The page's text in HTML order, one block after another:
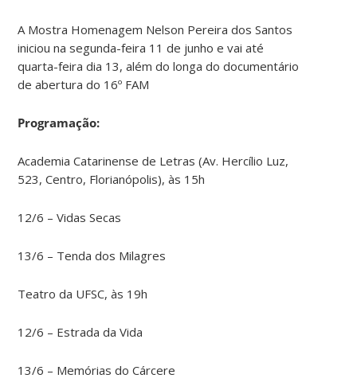
A Mostra Homenagem Nelson Pereira dos Santos
iniciou na segunda-feira 11 de junho e vai até
quarta-feira dia 13, além do longa do documentário
de abertura do 16º FAM
Programação:
Academia Catarinense de Letras (Av. Hercílio Luz,
523, Centro, Florianópolis), às 15h
12/6 – Vidas Secas
13/6 – Tenda dos Milagres
Teatro da UFSC, às 19h
12/6 – Estrada da Vida
13/6 – Memórias do Cárcere